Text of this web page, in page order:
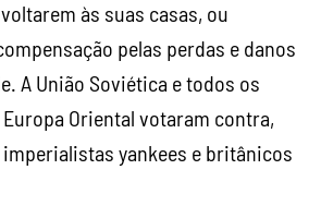
às suas casas, ou
pelas perdas e danos
A União Soviética e todos os
Oriental votaram contra,
yankees e britânicos